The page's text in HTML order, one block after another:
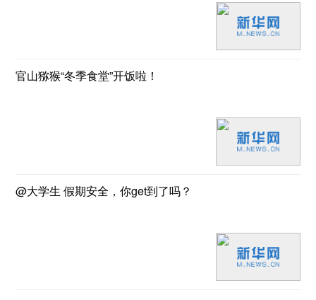
官山猕猴“冬季食堂”开饭啦！
@大学生 假期安全，你get到了吗？